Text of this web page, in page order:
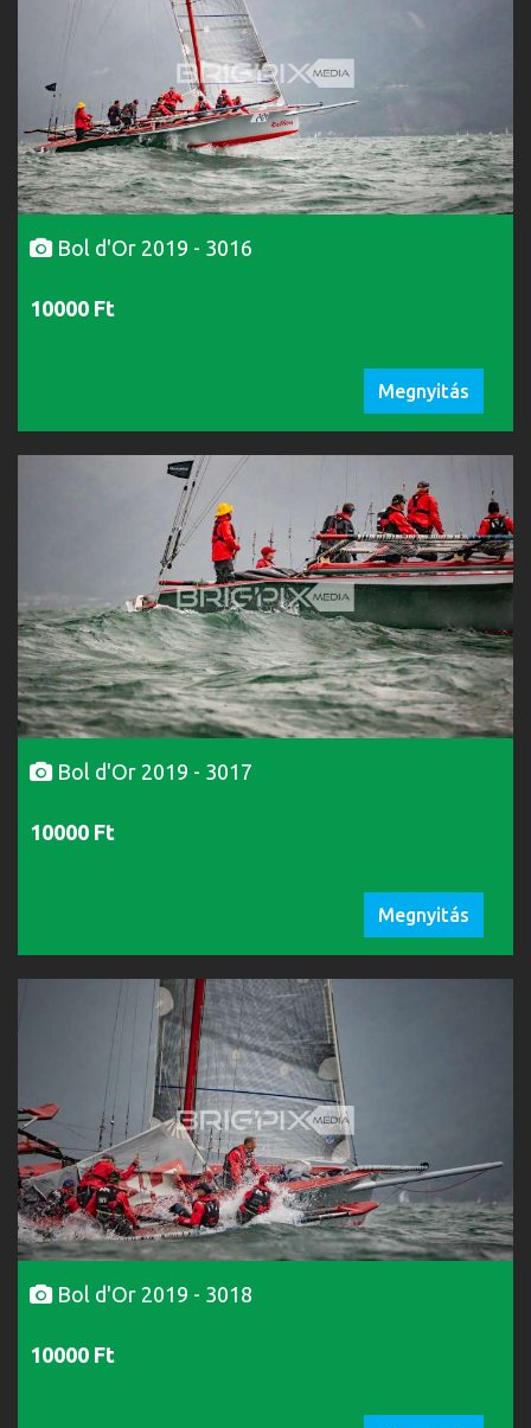
Bol d'Or 2019 - 3016
10000 Ft
Megnyitás
Bol d'Or 2019 - 3017
10000 Ft
Megnyitás
Bol d'Or 2019 - 3018
10000 Ft